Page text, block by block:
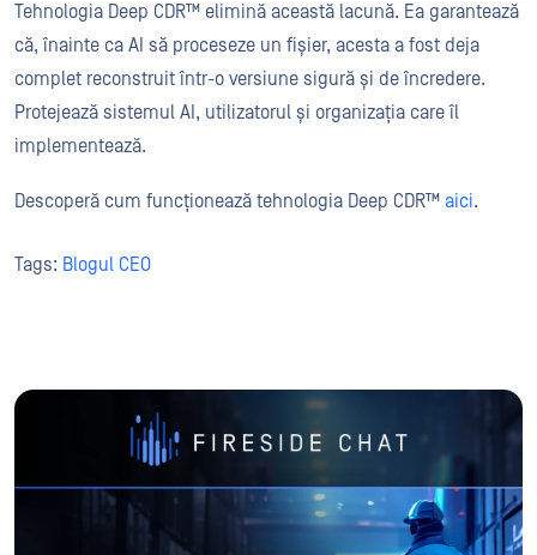
Tehnologia Deep CDR™ elimină această lacună. Ea garantează
că, înainte ca AI să proceseze un fișier, acesta a fost deja
complet reconstruit într-o versiune sigură și de încredere.
Protejează sistemul AI, utilizatorul și organizația care îl
implementează.
Descoperă cum funcționează tehnologia Deep CDR™ aici.
Tags: Blogul CEO